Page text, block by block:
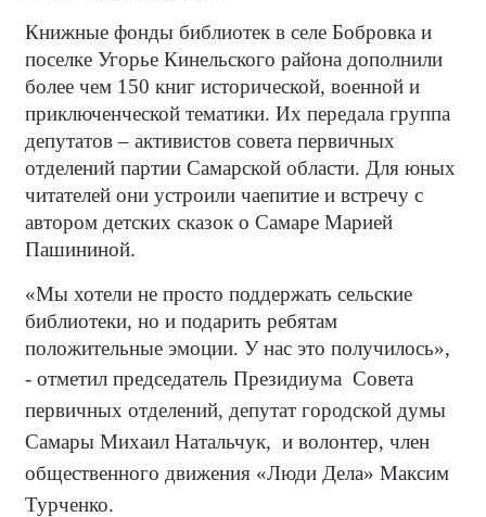
Книжные фонды библиотек в селе Бобровка и
поселке Угорье Кинельского района дополнили
более чем 150 книг исторической, военной и
приключенческой тематики. Их передала группа
депутатов – активистов совета первичных
отделений партии Самарской области. Для юных
читателей они устроили чаепитие и встречу с
автором детских сказок о Самаре Марией
Пашининой.
«Мы хотели не просто поддержать сельские
библиотеки, но и подарить ребятам
положительные эмоции. У нас это получилось»,
- отметил председатель Президиума Совета
первичных отделений, депутат городской думы
Самары Михаил Натальчук, и волонтер, член
общественного движения «Люди Дела» Максим
Турченко.